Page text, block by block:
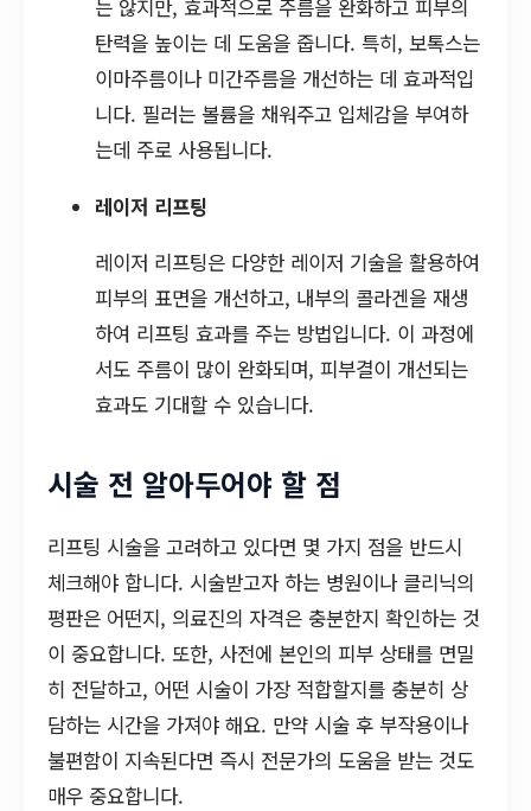
는 않지만, 효과적으로 주름을 완화하고 피부의
탄력을 높이는 데 도움을 줍니다. 특히, 보톡스는
이마주름이나 미간주름을 개선하는 데 효과적입
니다. 필러는 볼륨을 채워주고 입체감을 부여하
는데 주로 사용됩니다.
레이저 리프팅
레이저 리프팅은 다양한 레이저 기술을 활용하여
피부의 표면을 개선하고, 내부의 콜라겐을 재생
하여 리프팅 효과를 주는 방법입니다. 이 과정에
서도 주름이 많이 완화되며, 피부결이 개선되는
효과도 기대할 수 있습니다.
시술 전 알아두어야 할 점
리프팅 시술을 고려하고 있다면 몇 가지 점을 반드시
체크해야 합니다. 시술받고자 하는 병원이나 클리닉의
평판은 어떤지, 의료진의 자격은 충분한지 확인하는 것
이 중요합니다. 또한, 사전에 본인의 피부 상태를 면밀
히 전달하고, 어떤 시술이 가장 적합할지를 충분히 상
담하는 시간을 가져야 해요. 만약 시술 후 부작용이나
불편함이 지속된다면 즉시 전문가의 도움을 받는 것도
매우 중요합니다.